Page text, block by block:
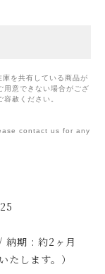
を共有している商品が
用意できない場合がござ
赦ください。
contact us for any
期 : 約2ヶ月
たします。）